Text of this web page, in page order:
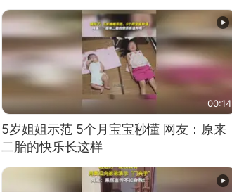
00:14
5岁姐姐示范 5个月宝宝秒懂 网友：原来
二胎的快乐长这样